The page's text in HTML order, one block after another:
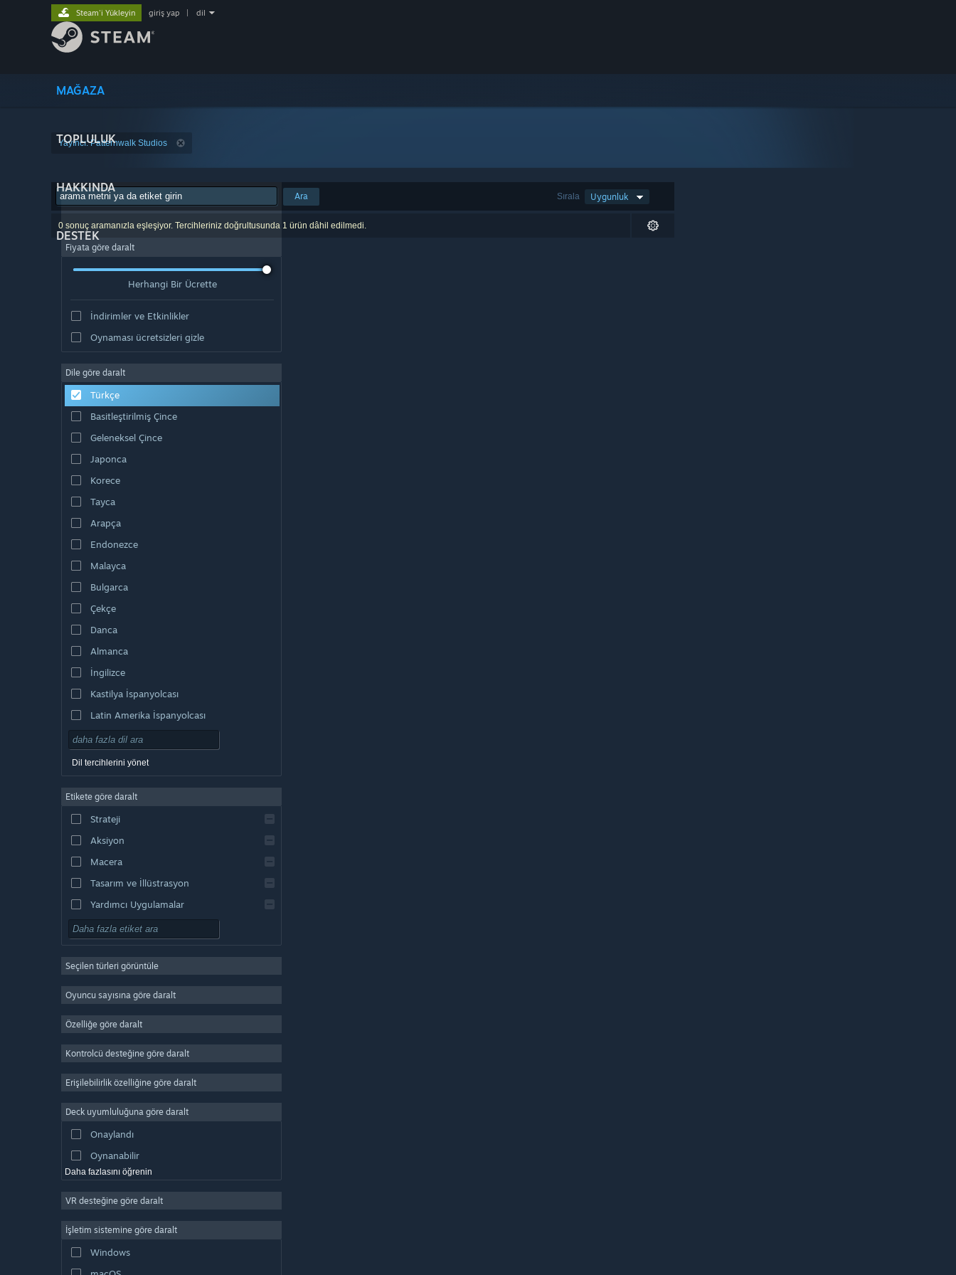
MAĞAZA
TOPLULUK
HAKKINDA
DESTEK
Steam'i Yükleyin giriş yap dil
Yayıncı: Patternwalk Studios
Sırala Uygunluk
Ara
0 sonuç aramanızla eşleşiyor. Tercihleriniz doğrultusunda 1 ürün dâhil edilmedi.
Fiyata göre daralt
Herhangi Bir Ücrette
İndirimler ve Etkinlikler
Oynaması ücretsizleri gizle
Dile göre daralt
Türkçe
Basitleştirilmiş Çince
Geleneksel Çince
Japonca
Korece
Tayca
Arapça
Endonezce
Malayca
Bulgarca
Çekçe
Danca
Almanca
İngilizce
Kastilya İspanyolcası
Latin Amerika İspanyolcası
Dil tercihlerini yönet
Etikete göre daralt
Strateji
Aksiyon
Macera
Tasarım ve İllüstrasyon
Yardımcı Uygulamalar
Oynaması Ücretsiz
Devasa Çok Oyunculu
Basit Eğlence
Simülasyon
Video Prodüksiyonu
Fotoğraf Düzenleme
Seçilen türleri görüntüle
Oyuncu sayısına göre daralt
Özelliğe göre daralt
Kontrolcü desteğine göre daralt
Erişilebilirlik özelliğine göre daralt
Deck uyumluluğuna göre daralt
Onaylandı
Oynanabilir
Daha fazlasını öğrenin
VR desteğine göre daralt
İşletim sistemine göre daralt
Windows